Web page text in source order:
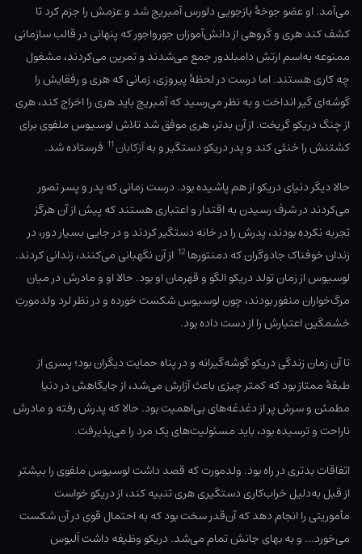
می‌آمد. او عضو جوخهٔ بازجویی دلورس آمبریج شد و عزمش را جزم کرد تا
کشف کند هری و گروهی از دانش‌‎آموزان جورواجور که پنهانی در قالب سازمانی
ممنوعه به‌اسم ارتش دامبلدور جمع می‌شدند و تمرین می‌کردند، مشغول
چه کاری هستند. اما درست در لحظهٔ پیروزی، زمانی که هری و رفقایش را
گوشه‌ای گیر انداخت و به نظر می‌رسید که آمبریج باید هری را اخراج کند، هری
از چنگ دریکو گریخت. از آن بدتر، هری موفق شد تلاش لوسیوس ملفوی برای
کشتنش را خنثی کند و پدر دریکو دستگیر و بهآزکابان 11 فرستاده شد.
حالا دیگر دنیای دریکو از هم پاشیده بود. درست زمانی که پدر و پسر تصور
می‌کردند در شرف رسیدن به اقتدار و اعتباری هستند که پیش از آن هرگز
تجربه نکرده بودند، پدرش را در خانه دستگیر کردند و در جایی بسیار دور، در
زندان خوفناک جادوگران که دمنتورها12از آن نگهبانی می‌کنند، زندانی کردند.
لوسیوس از زمان تولد دریکو الگو و قهرمان او بود. حالا او و مادرش در میان
مرگ‌خواران منفور بودند، چون لوسیوس شکست خورده و در نظر لرد ولدمورتِ
خشمگین اعتبارش را از دست داده بود.
تا آن زمان زندگی دریکو گوشه‌گیرانه و در پناه حمایت دیگران بود؛ پسری از
طبقهٔ ممتاز بود که کمتر چیزی باعث آزارش می‌شد، از جایگاهش در دنیا
مطمئن و سرش پر از دغدغه‌های بی‌اهمیت بود. حالا که پدرش رفته و مادرش
ناراحت و ترسیده بود، باید مسئولیت‌های یک مرد را می‌پذیرفت.
اتفاقات بدتری در راه بود. ولدمورت که قصد داشت لوسیوس ملفوی را بیشتر
از قبل به‌دلیل خراب‌کاری دستگیری هری تنبیه کند، از دریکو خواست
مأموریتی را انجام دهد که آن‌قدر سخت بود که به احتمال قوی در آن شکست
می‌خورد… و به بهای جانش تمام می‌شد. دریکو وظیفه داشت اَلبوس